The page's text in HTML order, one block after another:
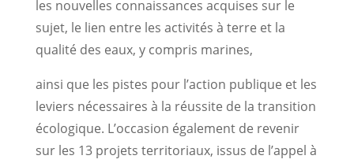
les nouvelles connaissances acquises sur le
sujet, le lien entre les activités à terre et la
qualité des eaux, y compris marines,
ainsi que les pistes pour l’action publique et les
leviers nécessaires à la réussite de la transition
écologique. L’occasion également de revenir
sur les 13 projets territoriaux, issus de l’appel à